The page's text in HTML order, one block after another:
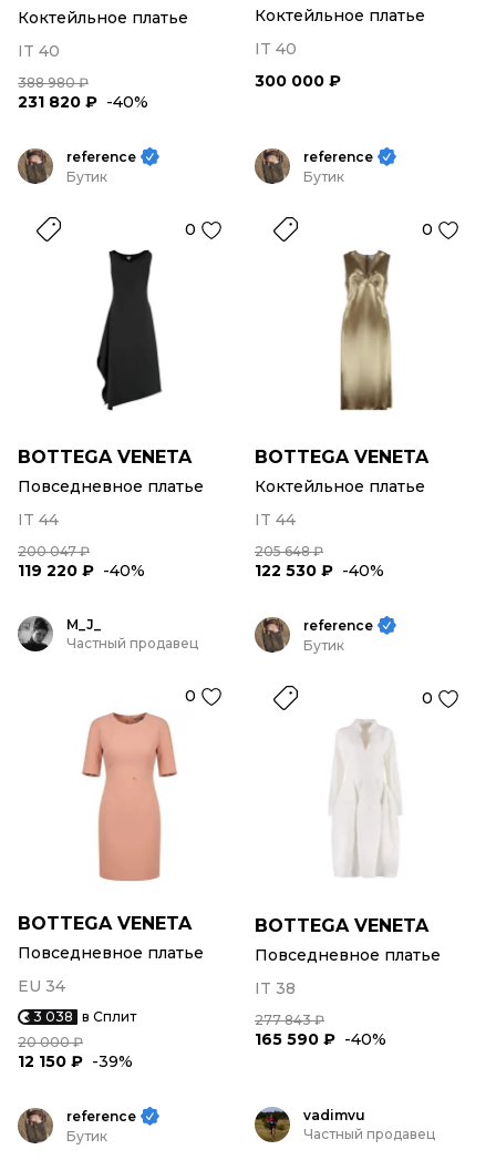
Коктейльное платье
IT 40
388 980 ₽
231 820 ₽ -40%
Коктейльное платье
IT 40
300 000 ₽
reference
Бутик
0
BOTTEGA VENETA
Повседневное платье
IT 44
200 047 ₽
119 220 ₽ -40%
reference
Бутик
0
BOTTEGA VENETA
Коктейльное платье
IT 44
205 648 ₽
122 530 ₽ -40%
M_J_
Частный продавец
0
BOTTEGA VENETA
Повседневное платье
EU 34
3 038 в Сплит
20 000 ₽
12 150 ₽ -39%
reference
Бутик
0
BOTTEGA VENETA
Повседневное платье
IT 38
277 843 ₽
165 590 ₽ -40%
reference
Бутик
vadimvu
Частный продавец